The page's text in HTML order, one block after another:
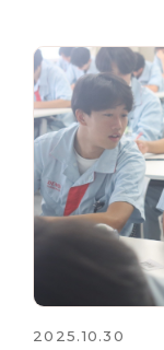
2025.10.30